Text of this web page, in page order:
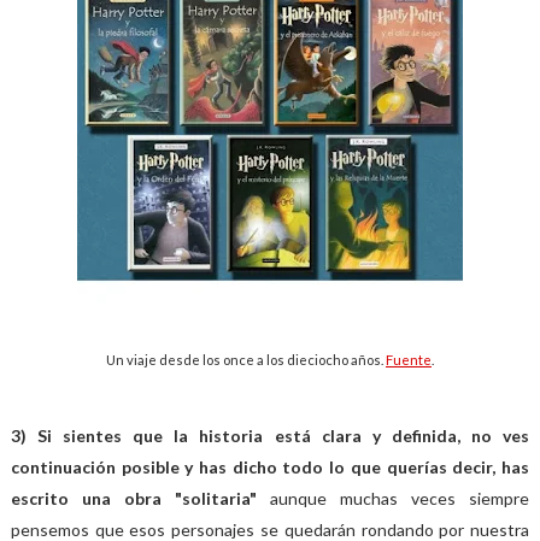
Un viaje desde los once a los dieciocho años. Fuente
3) Si sientes que la historia está clara y definida, no ves
continuación posible y has dicho todo lo que querías decir, has
escrito una obra "solitaria" aunque muchas veces siempre
pensemos que esos personajes se quedarán rondando por nuestra